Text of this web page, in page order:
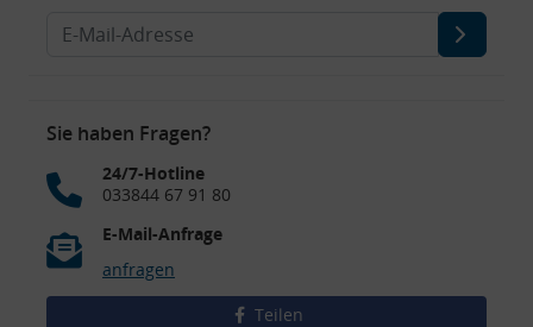
Sie haben Fragen?
24/7-Hotline
033844 67 91 80
E-Mail-Anfrage
anfragen
Teilen